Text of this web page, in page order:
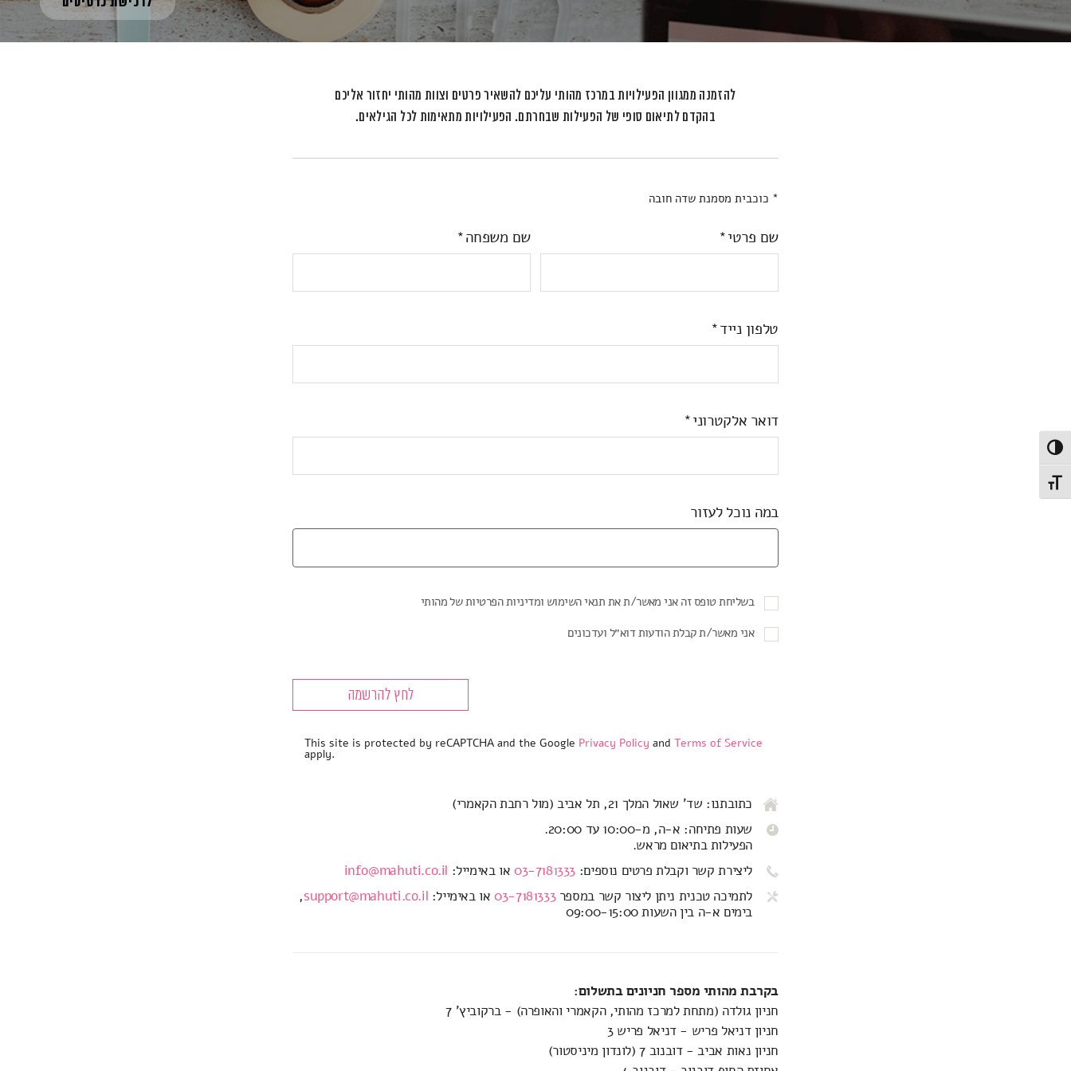
Toggle High Contrast
Toggle Font size
להזמנה ממגוון הפעילויות במרכז מהותי עליכם להשאיר פרטים וצוות מהותי יחזור אליכם
בהקדם לתיאום סופי של הפעילות שבחרתם. הפעילויות מתאימות לכל הגילאים.
* כוכבית מסמנת שדה חובה
שם פרטי שם משפחה
טלפון נייד
דואר אלקטרוני
במה נוכל לעזור
בשליחת טופס זה אני מאשר/ת את תנאי השימוש ומדיניות הפרטיות של מהותי
אני מאשר/ת קבלת הודעות דוא״ל ועדכונים
This site is protected by reCAPTCHA and the Google Privacy Policy and Terms of Service
apply.
כתובתנו: שד' שאול המלך 21, תל אביב (מול רחבת הקאמרי)
שעות פתיחה: א-ה, מ-10:00 עד 20:00.
הפעילות בתיאום מראש.
ליצירת קשר וקבלת פרטים נוספים: 03-7181333 או באימייל: info@mahuti.co.il
לתמיכה טכנית ניתן ליצור קשר במספר03-7181333או באימייל: support@mahuti.co.il
,
בימים א-ה בין השעות 09:00-15:00
בקרבת מהותי מספר חניונים בתשלום:
חניון גולדה (מתחת למרכז מהותי, הקאמרי והאופרה) - ברקוביץ' 7
חניון דניאל פריש - דניאל פריש 3
חניון נאות אביב - דובנוב 7 (לונדון מיניסטור)